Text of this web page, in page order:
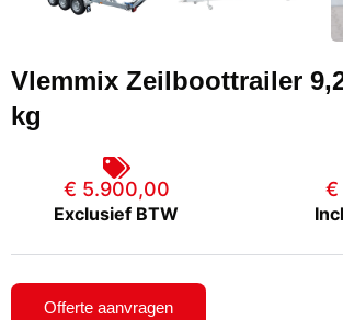
Vlemmix Zeilboottrailer
kg
€ 5.900,00
Exclusief BTW
€
Offerte aanvragen